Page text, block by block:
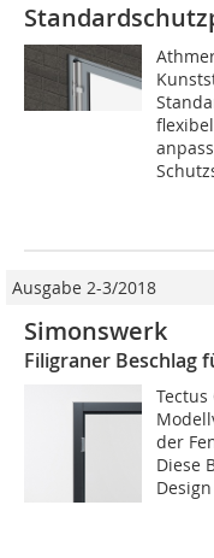
Ausgabe 2-3/2018
Simonswerk
Filigraner Beschlag
der
Diese